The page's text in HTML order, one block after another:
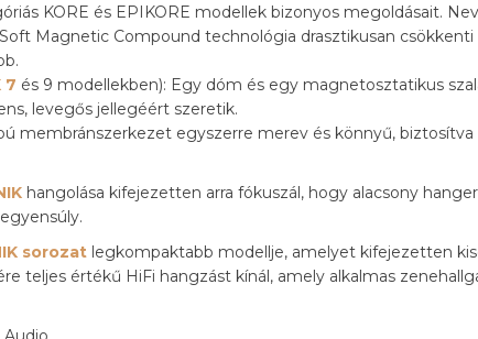
KORE és EPIKORE modellek bizonyos megoldásait.
Magnetic Compound technológia drasztikusan
7 és 9 modellekben): Egy dóm és egy magnetosztatikus
levegős jellegéért szeretik.
membránszerkezet egyszerre merev és könnyű,
hangolása kifejezetten arra fókuszál, hogy alacsony
sorozat legkompaktabb modellje, amelyet kifejezetten
teljes értékű HiFi hangzást kínál, amely alkalmas